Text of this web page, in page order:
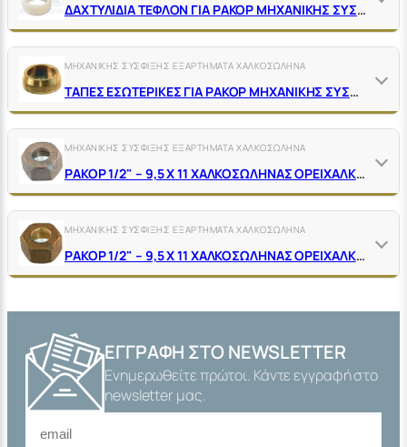
ΔΑΧΤΥΛΙΔΙΑ ΤΕΦΛΟΝ ΓΙΑ ΡΑΚΟΡ ΜΗΧΑΝΙΚΗΣ ΣΥΣΦΙΞΗΣ ΧΑΛΚΟΣΩΛΗΝΑ
ΜΗΧΑΝΙΚΗΣ ΣΥΣΦΙΞΗΣ ΕΞΑΡΤΗΜΑΤΑ ΧΑΛΚΟΣΩΛΗΝΑ
ΤΑΠΕΣ ΕΣΩΤΕΡΙΚΕΣ ΓΙΑ ΡΑΚΟΡ ΜΗΧΑΝΙΚΗΣ ΣΥΣΦΙΞΗΣ ΧΑΛΚΟΣΩΛΗΝΑ ΟΡΕΙΧΑΛΚΙΝΕΣ ΚΙΤΡΙΝΕΣ
ΜΗΧΑΝΙΚΗΣ ΣΥΣΦΙΞΗΣ ΕΞΑΡΤΗΜΑΤΑ ΧΑΛΚΟΣΩΛΗΝΑ
ΡΑΚΟΡ 1/2" – 9,5 Χ 11 ΧΑΛΚΟΣΩΛΗΝΑΣ ΟΡΕΙΧΑΛΚΙΝΟ ΧΡΩΜΕ
ΜΗΧΑΝΙΚΗΣ ΣΥΣΦΙΞΗΣ ΕΞΑΡΤΗΜΑΤΑ ΧΑΛΚΟΣΩΛΗΝΑ
ΡΑΚΟΡ 1/2" – 9,5 Χ 11 ΧΑΛΚΟΣΩΛΗΝΑΣ ΟΡΕΙΧΑΛΚΙΝΟ ΚΙΤΡΙΝΟ
ΕΓΓΡΑΦΉ ΣΤΟ NEWSLETTER
Ενημερωθείτε πρώτοι. Κάντε εγγραφή στο
newsletter μας.